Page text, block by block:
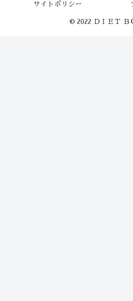
サイトポリシー
© 2022 ＤＩＥＴ Ｂ